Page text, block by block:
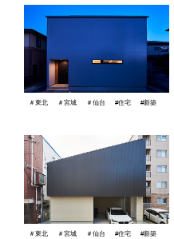
＃東北 ＃宮城 ＃仙台 #住宅 #新築
＃東北 ＃宮城 ＃仙台 #住宅 #新築